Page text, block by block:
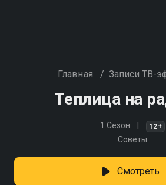
Главная / Записи ТВ-
Теплица на
1 Сезон 12+
Советы
Смотреть